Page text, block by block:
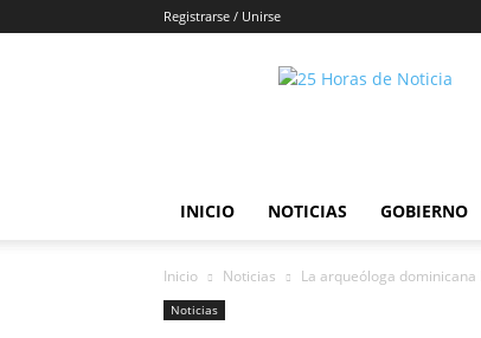
Registrarse / Unirse
INICIO NOTICIAS GOBIERNO
Inicio Noticias La arqueóloga
Noticias